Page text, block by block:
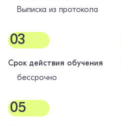
Выписка из протокола
03
Срок действия обучения
бессрочно
05